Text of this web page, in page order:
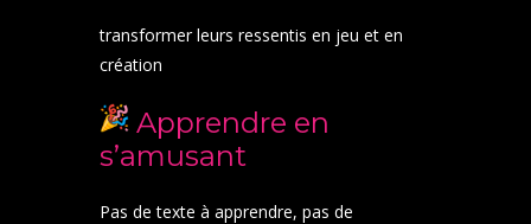
transformer leurs ressentis en jeu et en
création
Apprendre en
s’amusant
Pas de texte à apprendre, pas de